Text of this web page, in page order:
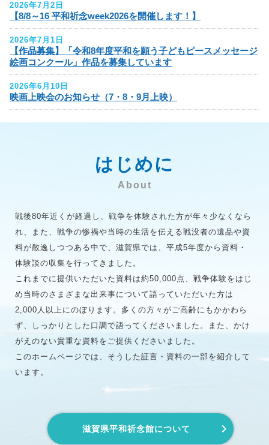
2026年7月2日
【8/8～16 平和祈念week2026を開催します！】
2026年7月1日
【作品募集】「令和8年度平和を願う子どもピースメッセージ
絵画コンクール」作品を募集しています
2026年6月10日
映画上映会のお知らせ（7・8・9月上映）
はじめに
About
戦後80年近くが経過し、戦争を体験された方が年々少なくなら
れ、また、戦争の惨禍や当時の生活を伝える戦没者の遺品や資
料が散逸しつつある中で、滋賀県では、平成5年度から資料・
体験談の収集を行ってきました。
これまでに提供いただいた資料は約50,000点、戦争体験をはじ
め当時のさまざまな出来事について語っていただいた方は
2,000人以上にのぼります。多くの方々がご高齢にもかかわら
ず、しっかりとした口調で語ってくださいました。また、かけ
がえのない貴重な資料をご提供くださいました。
このホームページでは、そうした証言・資料の一部を紹介して
います。
滋賀県平和祈念館について